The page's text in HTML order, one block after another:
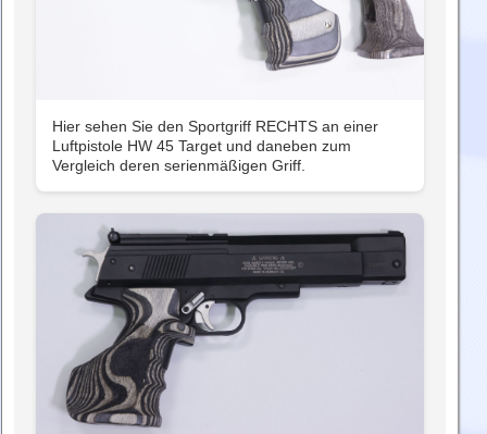
Hier sehen Sie den Sportgriff RECHTS an einer
Luftpistole HW 45 Target und daneben zum
Vergleich deren serienmäßigen Griff.